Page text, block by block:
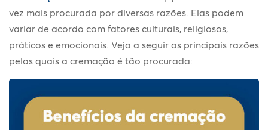
vez mais procurada por diversas razões. Elas podem
variar de acordo com fatores culturais, religiosos,
práticos e emocionais. Veja a seguir as principais razões
pelas quais a cremação é tão procurada: